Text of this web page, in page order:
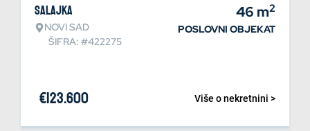
Salajka
NOVI SAD
ŠIFRA: #422275
46 m2
POSLOVNI OBJEKAT
Više o nekretnini >
€123.600